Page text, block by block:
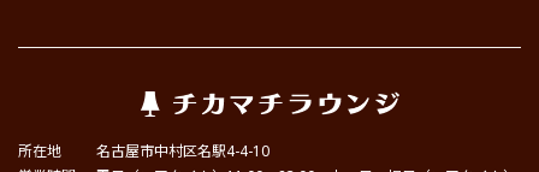
所在地
名古屋市中村区名駅4-4-10